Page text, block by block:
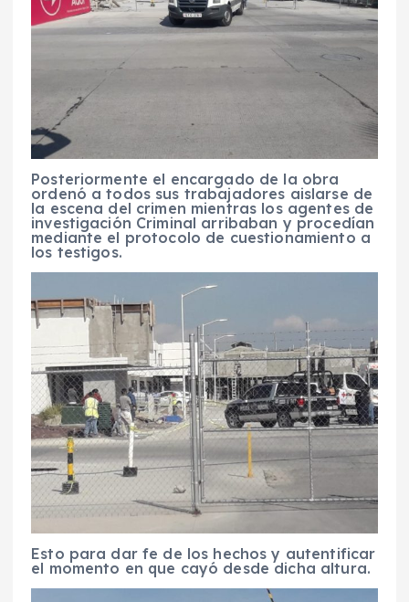
Posteriormente el encargado de la obra
ordenó a todos sus trabajadores aislarse de
la escena del crimen mientras los agentes de
investigación Criminal arribaban y procedían
mediante el protocolo de cuestionamiento a
los testigos.
Esto para dar fe de los hechos y autentificar
el momento en que cayó desde dicha altura.